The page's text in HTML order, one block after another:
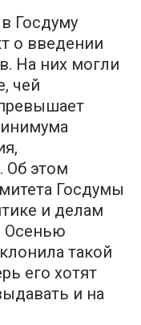
Госдуму
о введении
На них могли
чей
Об этом
Госдумы
и делам
Осенью
такой
его хотят
и на